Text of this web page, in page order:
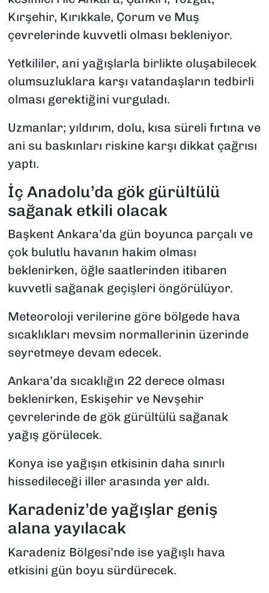
Kırşehir, Kırıkkale, Çorum ve Muş
çevrelerinde kuvvetli olması bekleniyor.
Yetkililer, ani yağışlarla birlikte oluşabilecek
olumsuzluklara karşı vatandaşların tedbirli
olması gerektiğini vurguladı.
Uzmanlar; yıldırım, dolu, kısa süreli fırtına ve
ani su baskınları riskine karşı dikkat çağrısı
yaptı.
İç Anadolu’da gök gürültülü
sağanak etkili olacak
Başkent Ankara’da gün boyunca parçalı ve
çok bulutlu havanın hakim olması
beklenirken, öğle saatlerinden itibaren
kuvvetli sağanak geçişleri öngörülüyor.
Meteoroloji verilerine göre bölgede hava
sıcaklıkları mevsim normallerinin üzerinde
seyretmeye devam edecek.
Ankara’da sıcaklığın 22 derece olması
beklenirken, Eskişehir ve Nevşehir
çevrelerinde de gök gürültülü sağanak
yağış görülecek.
Konya ise yağışın etkisinin daha sınırlı
hissedileceği iller arasında yer aldı.
Karadeniz’de yağışlar geniş
alana yayılacak
Karadeniz Bölgesi’nde ise yağışlı hava
etkisini gün boyu sürdürecek.